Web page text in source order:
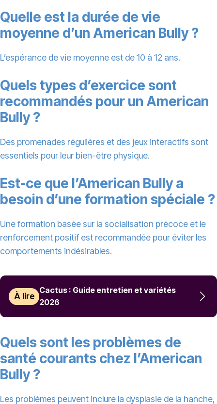
Quelle est la durée de vie
moyenne d’un American Bully ?
L’espérance de vie moyenne est de 10 à 12 ans.
Quels types d’exercice sont
recommandés pour un American
Bully ?
Des promenades régulières et des jeux interactifs sont
essentiels pour leur bien-être physique.
Est-ce que l’American Bully a
besoin d’une formation spéciale ?
Une formation basée sur la socialisation précoce et le
renforcement positif est recommandée pour éviter les
comportements indésirables.
À lire
Cactus : Guide entretien et variétés
2026
Quels sont les problèmes de
santé courants chez l’American
Bully ?
Les problèmes peuvent inclure la dysplasie de la hanche,